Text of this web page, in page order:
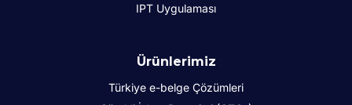
IPT Uygulaması
Ürünlerimiz
Türkiye e-belge Çözümleri